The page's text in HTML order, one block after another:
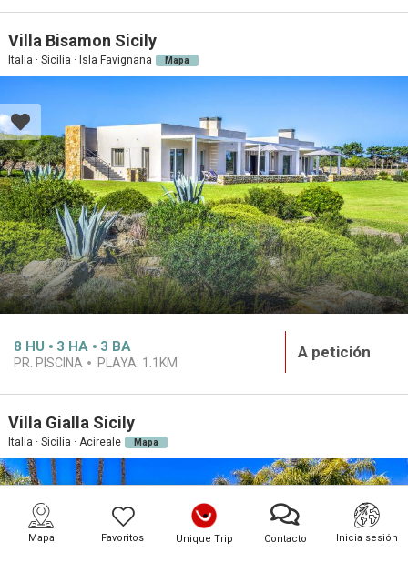
Mapa Favoritos Unique Trip Contacto Inicia sesión
Villa Bisamon Sicily
Italia · Sicilia · Isla Favignana Mapa
8 HU 3 HA 3 BA
PR. PISCINA PLAYA: 1.1KM
A petición
Villa Gialla Sicily
Italia · Sicilia · Acireale Mapa